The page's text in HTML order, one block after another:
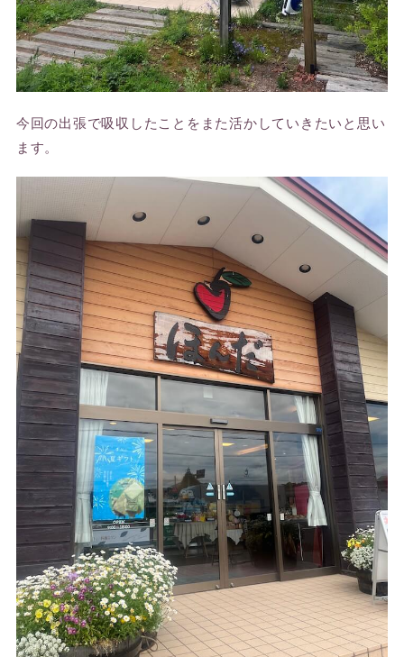
今回の出張で吸収したことをまた活かしていきたいと思い
ます。